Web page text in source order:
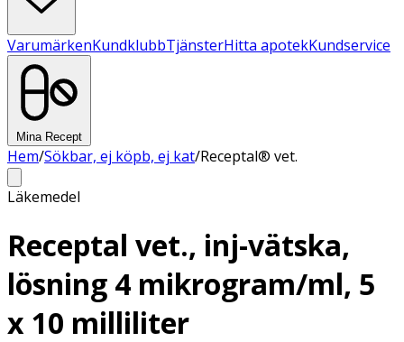
VarumärkenKundklubbTjänsterHitta apotekKundservice
Mina Recept
Hem/Sökbar, ej köpb, ej kat/Receptal® vet.
Läkemedel
Receptal vet., inj-vätska,
lösning 4 mikrogram/ml, 5
x 10 milliliter